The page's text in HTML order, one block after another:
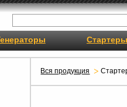
Стартеры
Вся продукция